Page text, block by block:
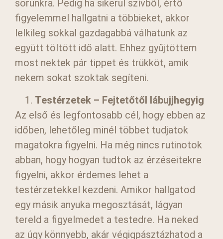
sorunkra. Pedig ha sikerül szívből, értő
figyelemmel hallgatni a többieket, akkor
lelkileg sokkal gazdagabbá válhatunk az
együtt töltött idő alatt. Ehhez gyűjtöttem
most nektek pár tippet és trükköt, amik
nekem sokat szoktak segíteni.
Testérzetek – Fejtetőtől lábujjhegyig
Az első és legfontosabb cél, hogy ebben az
időben, lehetőleg minél többet tudjatok
magatokra figyelni. Ha még nincs rutinotok
abban, hogy hogyan tudtok az érzéseitekre
figyelni, akkor érdemes lehet a
testérzetekkel kezdeni. Amikor hallgatod
egy másik anyuka megosztását, lágyan
tereld a figyelmedet a testedre. Ha neked
az úgy könnyebb, akár végigpásztázhatod a